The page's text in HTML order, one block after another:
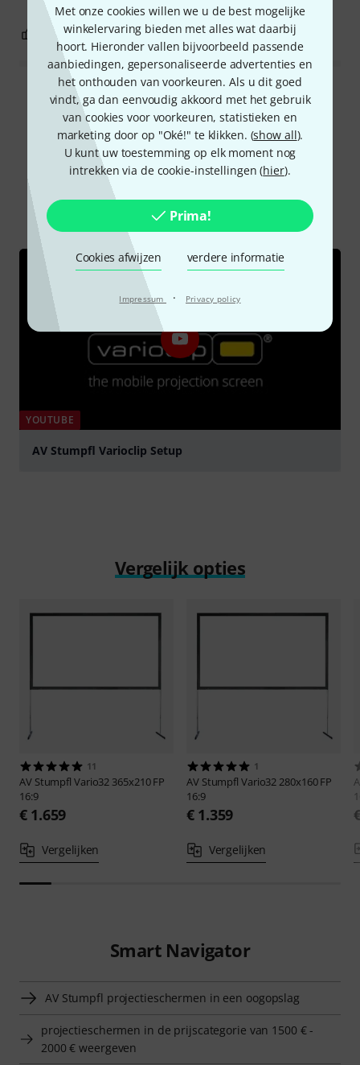
Met onze cookies willen we u de best mogelijke
winkelervaring bieden met alles wat daarbij
hoort. Hieronder vallen bijvoorbeeld passende
aanbiedingen, gepersonaliseerde advertenties en
het onthouden van voorkeuren. Als u dit goed
vindt, ga dan eenvoudig akkoord met het gebruik
van cookies voor voorkeuren, statistieken en
marketing door op "Oké!" te klikken. (show all).
U kunt uw toestemming op elk moment nog
intrekken via de cookie-instellingen (hier).
Prima!
Cookies afwijzen verdere informatie
Impressum · Privacy policy
0 EVALUATIE MELDEN
Alle waarderingen lezen
Wist u?
Video's
YOUTUBE
AV Stumpfl Varioclip Setup
Vergelijk opties
11
AV Stumpfl Vario32 365x210 FP
16:9
€ 1.659
Vergelijken
1
AV Stumpfl Vario32 280x160 FP
16:9
€ 1.359
Vergelijken
Smart Navigator
AV Stumpfl projectieschermen in een oogopslag
projectieschermen in de prijscategorie van 1500 € -
2000 € weergeven